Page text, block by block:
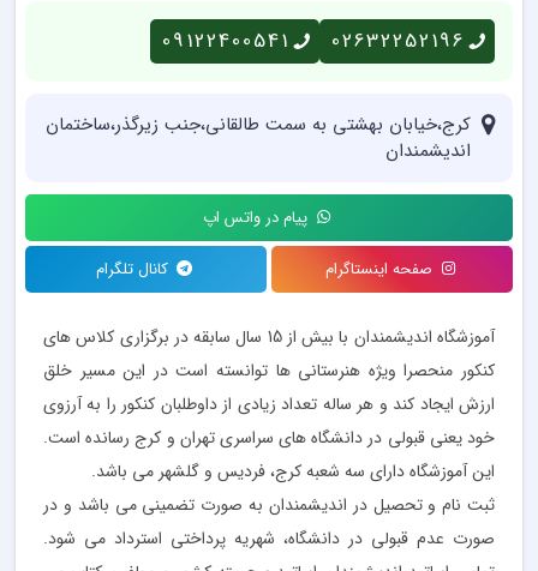
02632252196
09122400541
کرج،خیابان بهشتی به سمت طالقانی،جنب زیرگذر،ساختمان
اندیشمندان
پیام در واتس اپ
صفحه اینستاگرام کانال تلگرام
آموزشگاه اندیشمندان با بیش از 15 سال سابقه در برگزاری کلاس های
کنکور منحصرا ویژه هنرستانی ها توانسته است در این مسیر خلق
ارزش ایجاد کند و هر ساله تعداد زیادی از داوطلبان کنکور را به آرزوی
خود یعنی قبولی در دانشگاه های سراسری تهران و کرج رسانده است.
این آموزشگاه دارای سه شعبه کرج، فردیس و گلشهر می باشد.
ثبت نام و تحصیل در اندیشمندان به صورت تضمینی می باشد و در
صورت عدم قبولی در دانشگاه، شهریه پرداختی استرداد می شود.